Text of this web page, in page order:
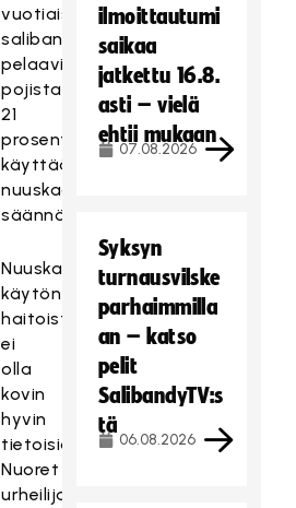
vuotiaista
salibandya
pelaavista
pojista
21
prosenttia
käyttää
nuuskaa
säännöllisesti.
Nuuskan
käytön
haitoista
ei
olla
kovin
hyvin
tietoisia.
Nuoret
urheilijat
ilmoittautumi
saikaa
jatkettu 16.8.
asti – vielä
ehtii mukaan
07.08.2026
Syksyn
turnausvilske
parhaimmilla
an – katso
pelit
SalibandyTV:s
tä
06.08.2026